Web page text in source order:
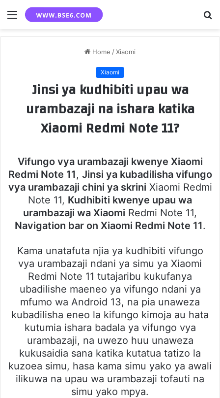
Menu
Home /Xiaomi
Xiaomi
Jinsi ya kudhibiti upau wa
urambazaji na ishara katika
Xiaomi Redmi Note 11?
Vifungo vya urambazaji kwenye Xiaomi
Redmi Note 11, Jinsi ya kubadilisha vifungo
vya urambazaji chini ya skrini Xiaomi Redmi
Note 11, Kudhibiti kwenye upau wa
urambazaji wa Xiaomi Redmi Note 11,
Navigation bar on Xiaomi Redmi Note 11.
Kama unatafuta njia ya kudhibiti vifungo
vya urambazaji ndani ya simu ya Xiaomi
Redmi Note 11 tutajaribu kukufanya
ubadilishe maeneo ya vifungo ndani ya
mfumo wa Android 13, na pia unaweza
kubadilisha eneo la kifungo kimoja au hata
kutumia ishara badala ya vifungo vya
urambazaji, na uwezo huu unaweza
kukusaidia sana katika kutatua tatizo la
kuzoea simu, hasa kama simu yako ya awali
ilikuwa na upau wa urambazaji tofauti na
simu yako mpya.